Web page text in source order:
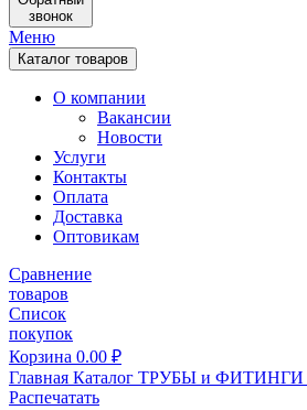
звонок
Меню
Каталог товаров
О компании
Вакансии
Новости
Услуги
Контакты
Оплата
Доставка
Оптовикам
Сравнение
товаров
Список
покупок
Корзина 0.00 ₽
Главная Каталог ТРУБЫ и ФИТИНГИ
Распечатать